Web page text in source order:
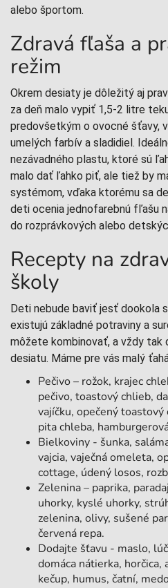
alebo športom.
Zdravá fľaša a
režim
Okrem desiaty je dôležitý aj
za deň malo vypiť 1,5-2 litre
predovšetkým o ovocné šťavy,
umelých farbív a sladidiel.
nezávadného plastu, ktoré sú
malo dať ľahko piť, ale tiež by
systémom, vďaka ktorému sa
deti ocenia jednofarebnú fľašu
do rozprávkových alebo
Recepty na
školy
Deti nebude baviť jesť dookola
existujú základné potraviny a
môžete kombinovať, a vždy tak
desiatu. Máme pre vás malý
Pečivo – rožok, krajec
pečivo, toastový chlieb,
vajíčku, opečený
pita chleba,
Bielkoviny - šunka,
vajcia, vaječná omeleta,
cottage, údený losos,
Zelenina – paprika,
uhorky, kyslé uhorky,
zelenina, olivy, sušené
červená repa.
Dodajte šťavu - maslo,
domáca nátierka,
kečup, humus, čatní,